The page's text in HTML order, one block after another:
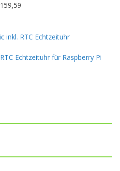
159,59
Echtzeituhr für Raspberry Pi